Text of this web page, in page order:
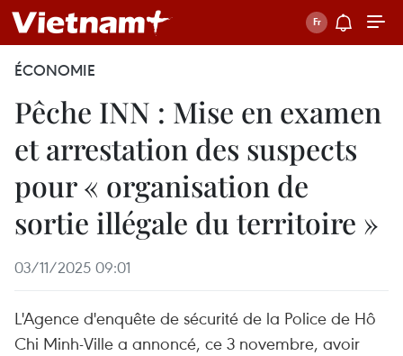
ÉCONOMIE
Pêche INN : Mise en examen
et arrestation des suspects
pour « organisation de
sortie illégale du territoire »
03/11/2025 09:01
L'Agence d'enquête de sécurité de la Police de Hô
Chi Minh-Ville a annoncé, ce 3 novembre, avoir